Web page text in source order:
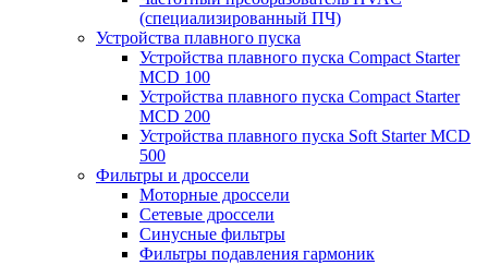
(специализированный ПЧ)
Устройства плавного пуска
Устройства плавного пуска Compact Starter
MCD 100
Устройства плавного пуска Compact Starter
MCD 200
Устройства плавного пуска Soft Starter MCD
500
Фильтры и дроссели
Моторные дроссели
Сетевые дроссели
Синусные фильтры
Фильтры подавления гармоник